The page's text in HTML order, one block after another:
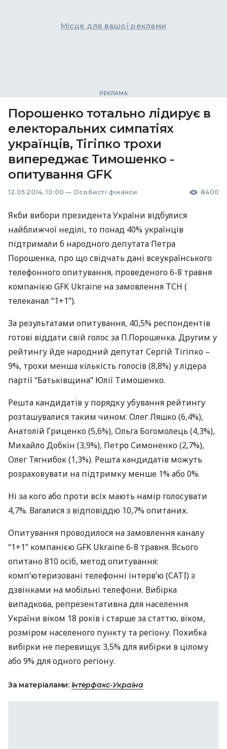
Місце для вашої реклами
Порошенко тотально лідирує в
електоральних симпатіях
українців, Тігіпко трохи
випереджає Тимошенко -
опитування GFK
12.05.2014, 10:00 — Особисті фінанси 8400
Якби вибори президента України відбулися
найближчої неділі, то понад 40% українців
підтримали б народного депутата Петра
Порошенка, про що свідчать дані всеукраїнського
телефонного опитування, проведеного 6-8 травня
компанієюGFK Ukraine на замовлення ТСН (
телеканал “1+1”).
За результатами опитування, 40,5% респондентів
готові віддати свій голос за П.Порошенка. Другим у
рейтингу йде народний депутат Сергій Тігіпко –
9%, трохи менша кількість голосів (8,8%) у лідера
партії “Батьківщина” Юлії Тимошенко.
Решта кандидатів у порядку убування рейтингу
розташувалися таким чином: Олег Ляшко (6,4%),
Анатолій Гриценко (5,6%), Ольга Богомолець (4,3%),
Михайло Добкін (3,9%), Петро Симоненко (2,7%),
Олег Тягнибок (1,3%). Решта кандидатів можуть
розраховувати на підтримку менше 1% або 0%.
Ні за кого або проти всіх мають намір голосувати
4,7%. Вагалися з відповіддю 10,7% опитаних.
Опитування проводилося на замовлення каналу
“1+1” компанієюGFK Ukraine 6-8 травня. Всього
опитано 810 осіб, метод опитування:
комп’ютеризовані телефонні інтерв’ю (CATI) з
дзвінками на мобільні телефони. Вибірка
випадкова, репрезентативна для населення
України віком 18 років і старше за статтю, віком,
розміром населеного пункту та регіону. Похибка
вибірки не перевищує 3,5% для вибірки в цілому
або 9% для одного регіону.
За матеріалами: Інтерфакс-Україна